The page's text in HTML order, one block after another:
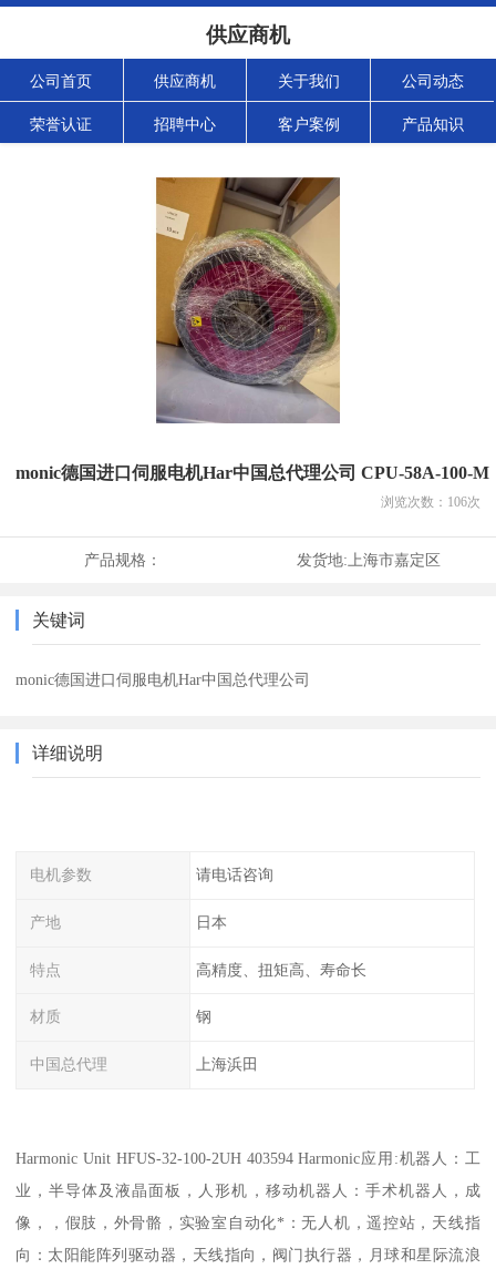
供应商机
公司首页 供应商机 关于我们 公司动态
荣誉认证 招聘中心 客户案例 产品知识
monic德国进口伺服电机Har中国总代理公司 CPU-58A-100-M
浏览次数： 106次
产品规格： 发货地: 上海市嘉定区
关键词
monic德国进口伺服电机Har中国总代理公司
详细说明
电机参数 请电话咨询
产地 日本
特点 高精度、扭矩高、寿命长
材质 钢
中国总代理 上海浜田
Harmonic Unit HFUS-32-100-2UH 403594 Harmonic应用:机器人：工
业，半导体及液晶面板，人形机，移动机器人：手术机器人，成
像，，假肢，外骨骼，实验室自动化*：无人机，遥控站，天线指
向：太阳能阵列驱动器，天线指向，阀门执行器，月球和星际流浪